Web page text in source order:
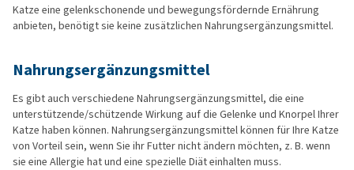
Katze eine gelenkschonende und bewegungsfördernde Ernährung
anbieten, benötigt sie keine zusätzlichen Nahrungsergänzungsmittel.
Nahrungsergänzungsmittel
Es gibt auch verschiedene Nahrungsergänzungsmittel, die eine
unterstützende/schützende Wirkung auf die Gelenke und Knorpel Ihrer
Katze haben können. Nahrungsergänzungsmittel können für Ihre Katze
von Vorteil sein, wenn Sie ihr Futter nicht ändern möchten, z. B. wenn
sie eine Allergie hat und eine spezielle Diät einhalten muss.